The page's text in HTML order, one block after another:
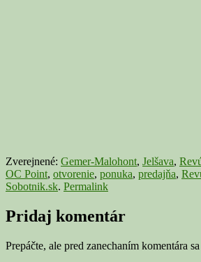
Zverejnené: Gemer-Malohont, Jelšava,
OC Point, otvorenie, ponuka, predajňa,
Sobotnik.sk. Permalink
Pridaj komentár
Prepáčte, ale pred zanechaním komentára